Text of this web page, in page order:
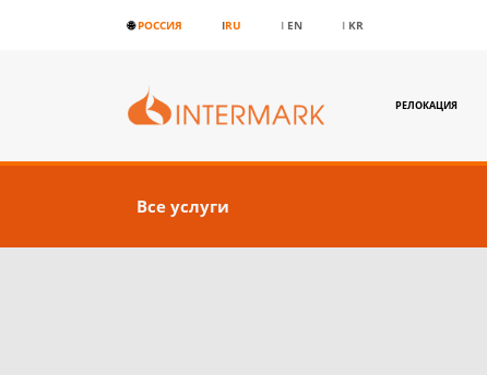
🌐РОССИЯ IRU I EN I KR
РЕЛОКАЦИЯ
Все услуги